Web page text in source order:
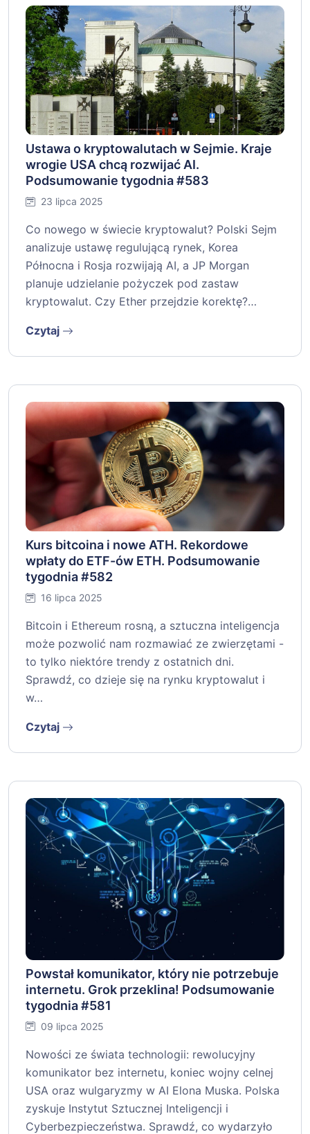
Ustawa o kryptowalutach w Sejmie. Kraje
wrogie USA chcą rozwijać AI.
Podsumowanie tygodnia #583
23 lipca 2025
Co nowego w świecie kryptowalut? Polski Sejm
analizuje ustawę regulującą rynek, Korea
Północna i Rosja rozwijają AI, a JP Morgan
planuje udzielanie pożyczek pod zastaw
kryptowalut. Czy Ether przejdzie korektę?…
Czytaj
Kurs bitcoina i nowe ATH. Rekordowe
wpłaty do ETF-ów ETH. Podsumowanie
tygodnia #582
16 lipca 2025
Bitcoin i Ethereum rosną, a sztuczna inteligencja
może pozwolić nam rozmawiać ze zwierzętami -
to tylko niektóre trendy z ostatnich dni.
Sprawdź, co dzieje się na rynku kryptowalut i
w…
Czytaj
Powstał komunikator, który nie potrzebuje
internetu. Grok przeklina! Podsumowanie
tygodnia #581
09 lipca 2025
Nowości ze świata technologii: rewolucyjny
komunikator bez internetu, koniec wojny celnej
USA oraz wulgaryzmy w AI Elona Muska. Polska
zyskuje Instytut Sztucznej Inteligencji i
Cyberbezpieczeństwa. Sprawdź, co wydarzyło